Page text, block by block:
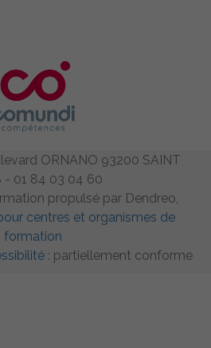
ORNANO 93200 SAINT
- 01 84 03 04 60
propulsé par Dendreo,
centres et organismes de
formation
: partiellement conforme